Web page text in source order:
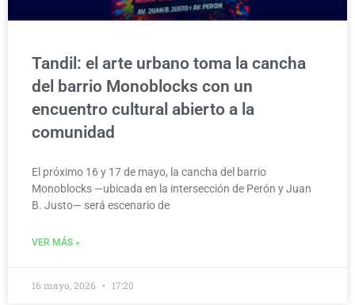
Tandil: el arte urbano toma la cancha
del barrio Monoblocks con un
encuentro cultural abierto a la
comunidad
El próximo 16 y 17 de mayo, la cancha del barrio
Monoblocks —ubicada en la intersección de Perón y Juan
B. Justo— será escenario de
VER MÁS »
16 mayo, 2026 17:20